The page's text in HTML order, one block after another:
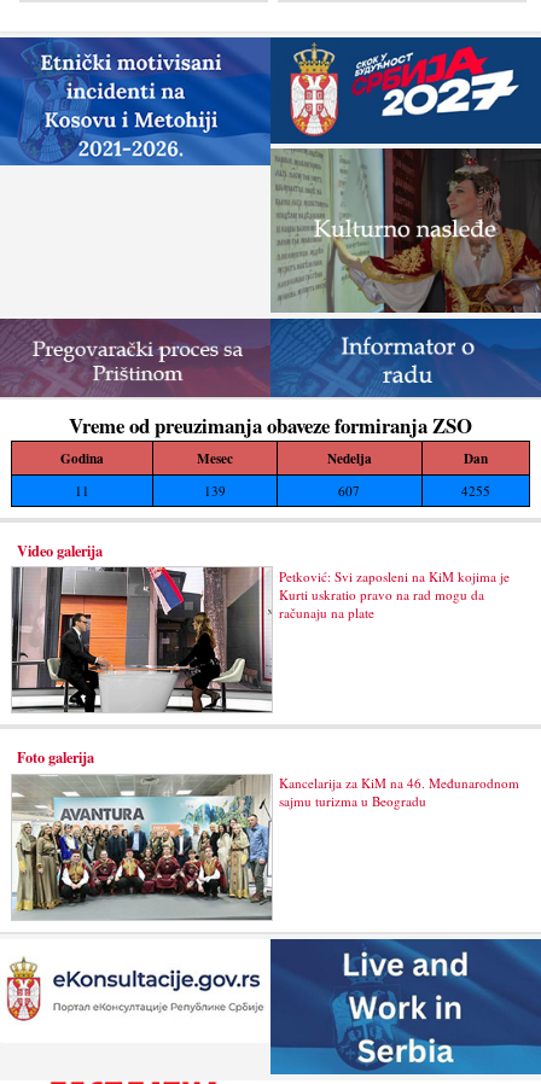
Vreme od preuzimanja obaveze formiranja ZSO
Godina Mesec Nedelja Dan
11 139 607 4255
Video galerija
Petković: Svi zaposleni na KiM kojima je
Kurti uskratio pravo na rad mogu da
računaju na plate
Foto galerija
Kancelarija za KiM na 46. Međunarodnom
sajmu turizma u Beogradu